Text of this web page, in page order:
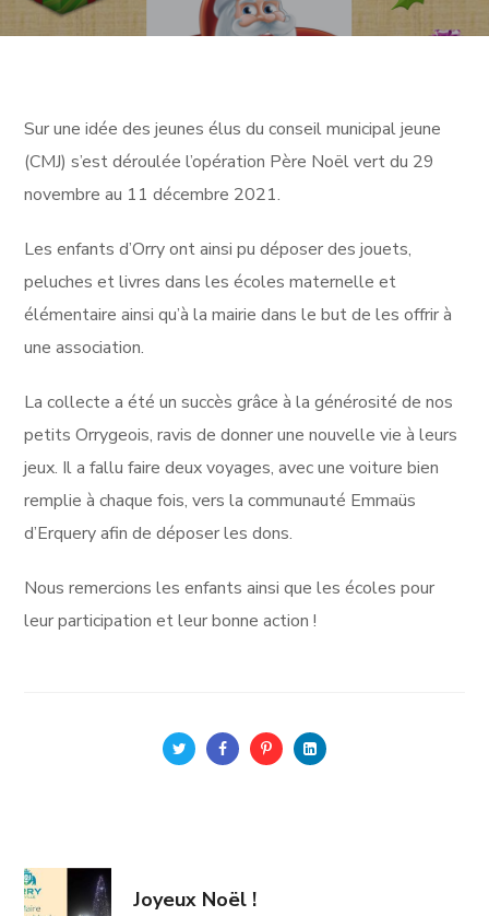
Sur une idée des jeunes élus du conseil municipal jeune
(CMJ) s’est déroulée l’opération Père Noël vert du 29
novembre au 11 décembre 2021.
Les enfants d’Orry ont ainsi pu déposer des jouets,
peluches et livres dans les écoles maternelle et
élémentaire ainsi qu’à la mairie dans le but de les offrir à
une association.
La collecte a été un succès grâce à la générosité de nos
petits Orrygeois, ravis de donner une nouvelle vie à leurs
jeux. Il a fallu faire deux voyages, avec une voiture bien
remplie à chaque fois, vers la communauté Emmaüs
d’Erquery afin de déposer les dons.
Nous remercions les enfants ainsi que les écoles pour
leur participation et leur bonne action !
Joyeux Noël !